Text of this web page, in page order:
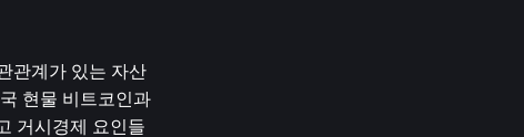
관계가 있는 자산
현물 비트코인과
거시경제 요인들